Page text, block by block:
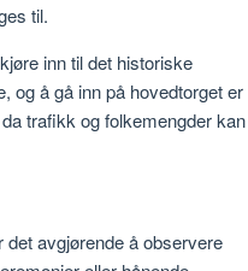
til.
inn til det historiske
og å gå inn på hovedtorget er
trafikk og folkemengder kan
det avgjørende å observere